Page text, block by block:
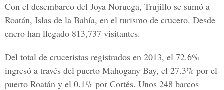
Con el desembarco del Joya Noruega, Trujillo se sumó a
Roatán, Islas de la Bahía, en el turismo de crucero. Desde
enero han llegado 813,737 visitantes.
Del total de cruceristas registrados en 2013, el 72.6%
ingresó a través del puerto Mahogany Bay, el 27.3% por el
puerto Roatán y el 0.1% por Cortés. Unos 248 barcos